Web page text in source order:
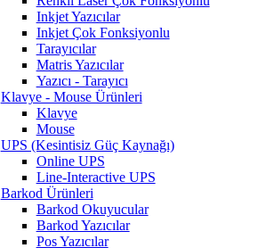
Inkjet Yazıcılar
Inkjet Çok Fonksiyonlu
Tarayıcılar
Matris Yazıcılar
Yazıcı - Tarayıcı
Klavye - Mouse Ürünleri
Klavye
Mouse
UPS (Kesintisiz Güç Kaynağı)
Online UPS
Line-Interactive UPS
Barkod Ürünleri
Barkod Okuyucular
Barkod Yazıcılar
Pos Yazıcılar